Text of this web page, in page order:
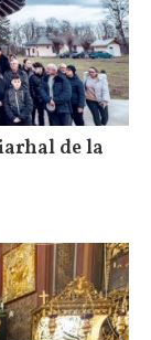
de la